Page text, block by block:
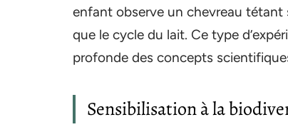
enfant observe un chevreau tétant
que le cycle du lait. Ce type
profonde des concepts
Sensibilisation à la